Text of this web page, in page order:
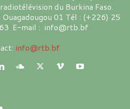
du Burkina Faso.
01 Tél : (+226) 25
E-mail : info@rtb.bf
info@rtb.bf